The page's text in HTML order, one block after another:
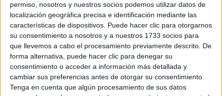
permiso, nosotros y nuestros socios podemos utilizar datos de
localización geográfica precisa e identificación mediante las
características de dispositivos. Puede hacer clic para otorgarnos
su consentimiento a nosotros y a nuestros 1733 socios para
que llevemos a cabo el procesamiento previamente descrito. De
forma alternativa, puede hacer clic para denegar su
consentimiento o acceder a información más detallada y
cambiar sus preferencias antes de otorgar su consentimiento.
Tenga en cuenta que algún procesamiento de sus datos